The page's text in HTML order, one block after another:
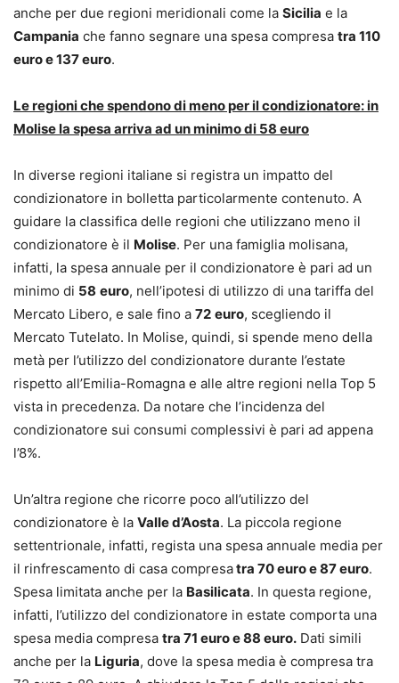
anche per due regioni meridionali come la Sicilia e la
Campania che fanno segnare una spesa compresa tra 110
euro e 137 euro.
Le regioni che spendono di meno per il condizionatore: in
Molise la spesa arriva ad un minimo di 58 euro
In diverse regioni italiane si registra un impatto del
condizionatore in bolletta particolarmente contenuto. A
guidare la classifica delle regioni che utilizzano meno il
condizionatore è il Molise. Per una famiglia molisana,
infatti, la spesa annuale per il condizionatore è pari ad un
minimo di 58 euro, nell’ipotesi di utilizzo di una tariffa del
Mercato Libero, e sale fino a 72 euro, scegliendo il
Mercato Tutelato. In Molise, quindi, si spende meno della
metà per l’utilizzo del condizionatore durante l’estate
rispetto all’Emilia-Romagna e alle altre regioni nella Top 5
vista in precedenza. Da notare che l’incidenza del
condizionatore sui consumi complessivi è pari ad appena
l’8%.
Un’altra regione che ricorre poco all’utilizzo del
condizionatore è la Valle d’Aosta. La piccola regione
settentrionale, infatti, regista una spesa annuale media per
il rinfrescamento di casa compresatra 70 euro e 87 euro.
Spesa limitata anche per la Basilicata. In questa regione,
infatti, l’utilizzo del condizionatore in estate comporta una
spesa media compresa tra 71 euro e 88 euro. Dati simili
anche per la Liguria, dove la spesa media è compresa tra